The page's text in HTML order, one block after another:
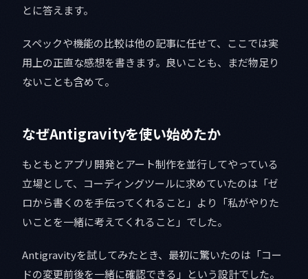
とに答えます。
スペックや機能の比較は他の記事に任せて、ここでは実
用上の正直な感想を書きます。良いことも、まだ物足り
ないことも含めて。
なぜAntigravityを使い始めたか
もともとアプリ開発とアート制作を並行してやっている
立場として、コーディングツールに求めていたのは「ゼ
ロから書くのを手伝ってくれること」より「私がやりた
いことを一緒に考えてくれること」でした。
Antigravityを試してみたとき、最初に驚いたのは「コー
ドの変更前後を一緒に確認できる」という設計でした。